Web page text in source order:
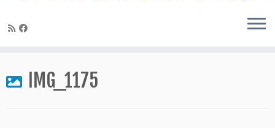
contenu IMG_1175